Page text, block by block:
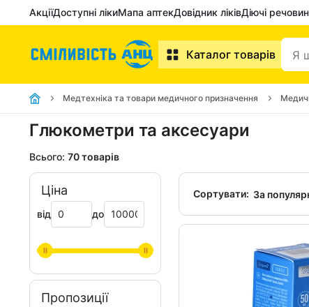
АкціїДоступні лікиМапа аптекДовідник ліківДіючі
Каталог товарів
Медтехніка та товари медичного призначення
Глюкометри та аксесуари
Всього: 70 товарів
Ціна
від до
Пропозиції
Сортувати: За